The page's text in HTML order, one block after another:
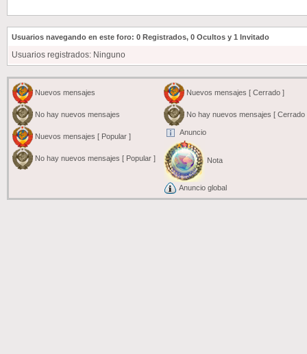
Usuarios navegando en este foro: 0 Registrados, 0 Ocultos y 1 Invitado
Usuarios registrados: Ninguno
Nuevos mensajes
No hay nuevos mensajes
Nuevos mensajes [ Popular ]
No hay nuevos mensajes [ Popular ]
Nuevos mensajes [ Cerrado ]
No hay nuevos mensajes [ Cerrado
Anuncio
Nota
Anuncio global